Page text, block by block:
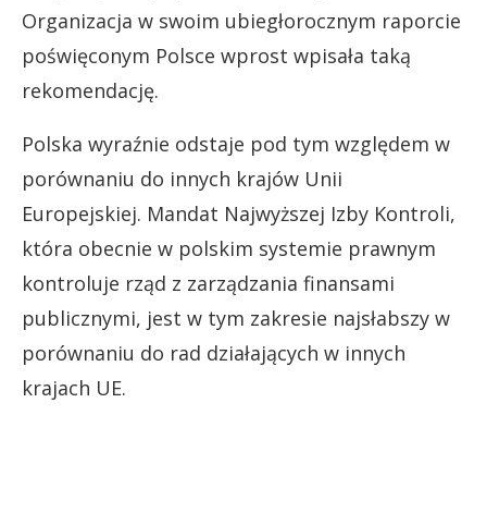
Organizacja w swoim ubiegłorocznym raporcie
poświęconym Polsce wprost wpisała taką
rekomendację.
Polska wyraźnie odstaje pod tym względem w
porównaniu do innych krajów Unii
Europejskiej. Mandat Najwyższej Izby Kontroli,
która obecnie w polskim systemie prawnym
kontroluje rząd z zarządzania finansami
publicznymi, jest w tym zakresie najsłabszy w
porównaniu do rad działających w innych
krajach UE.